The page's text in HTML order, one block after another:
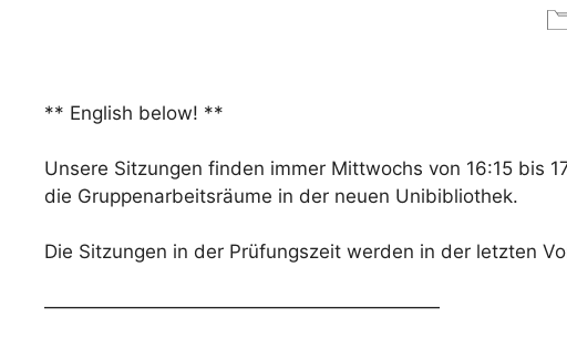
** English below! **
Unsere Sitzungen finden immer Mittwochs von 16:15 bis
die Gruppenarbeitsräume in der neuen Unibibliothek.
Die Sitzungen in der Prüfungszeit werden in der letzten
—————————————————————